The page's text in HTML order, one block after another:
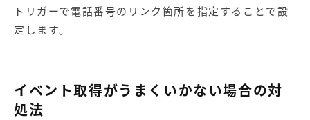
トリガーで電話番号のリンク箇所を指定することで設
定します。
イベント取得がうまくいかない場合の対
処法